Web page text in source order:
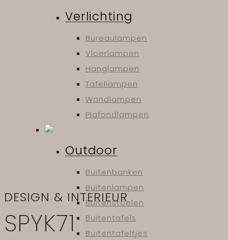
Verlichting
Bureaulampen
Vloerlampen
Hanglampen
Tafellampen
Wandlampen
Plafondlampen
Outdoor
Buitenbanken
Buitenlampen
Buitenstoelen
Buitentafels
Buitentafeltjes
DESIGN & INTERIEUR
SPYK71